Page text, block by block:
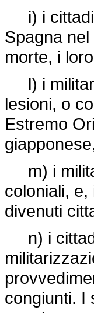
i) i
Spagna
morte, i
l) i militari
lesioni, o
Estremo
m) i
coloniali,
divenuti
n) i
congiunti. I